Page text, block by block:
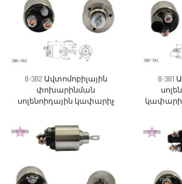
8-382 Ավտոմոբիլային
փոխարինման
սոլենոիդային կափարիչ
8-381
կափարիչ